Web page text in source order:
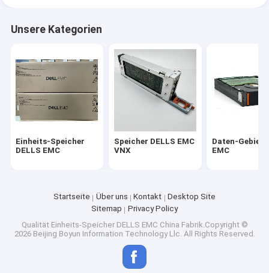
Unsere Kategorien
Einheits-Speicher
DELLS EMC
Speicher DELLS EMC
VNX
Daten-Gebiet
EMC
Startseite Über uns Kontakt
Desktop Site
Sitemap
Privacy Policy
Qualität Einheits-Speicher DELLS EMC China Fabrik.Copyright ©
2026 Beijing Boyun Information Technology Llc. All Rights Reserved.